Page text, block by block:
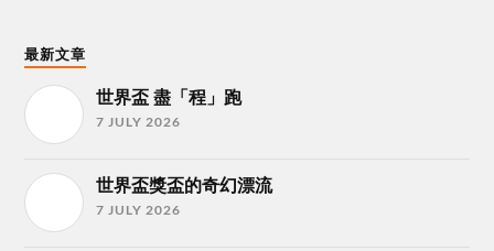
最新文章
世界盃 盡「程」跑
7 JULY 2026
世界盃獎盃的奇幻漂流
7 JULY 2026